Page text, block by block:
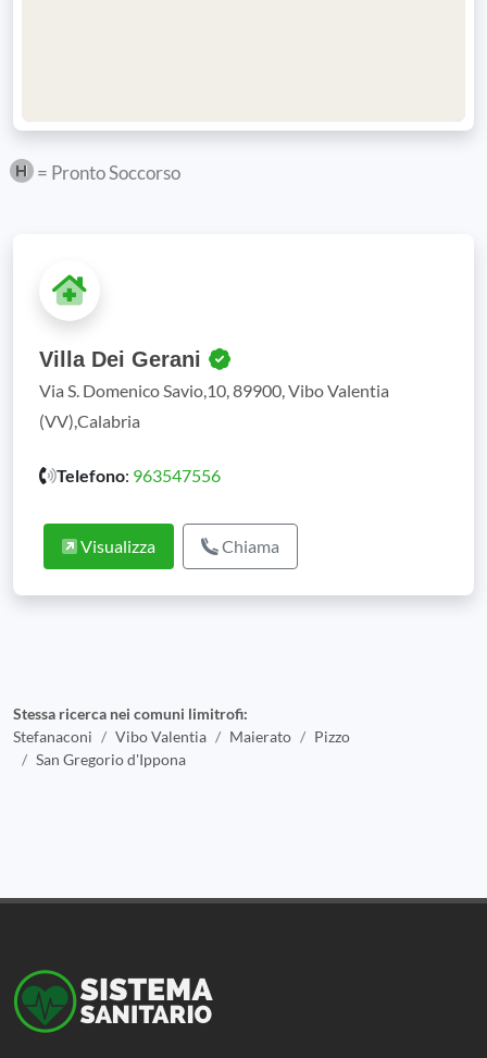
= Pronto Soccorso
Villa Dei Gerani
Via S. Domenico Savio,10, 89900, Vibo Valentia
(VV),Calabria
Telefono: 963547556
Visualizza Chiama
Stessa ricerca nei comuni limitrofi:
Stefanaconi
Vibo Valentia Maierato
Pizzo
San Gregorio d'Ippona